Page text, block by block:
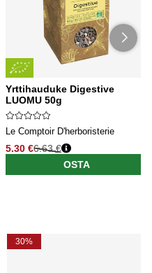
Yrttihauduke Digestive
LUOMU 50g
Le Comptoir D'herboristerie
5.30 €6.63 €
OSTA
30%